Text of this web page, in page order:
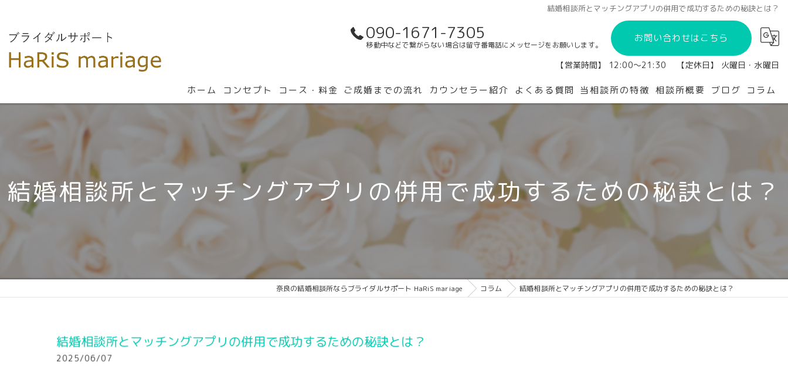
結婚相談所とマッチングアプリの併用で成功するための秘訣とは？
090-1671-7305
移動中などで繋がらない場合は留守番電話にメッセージをお願いします。
お問い合わせはこちら
【営業時間】 12:00～21:30 【定休日】 火曜日・水曜日
ホーム コンセプト コース・料金 ご成婚までの流れ カウンセラー紹介 よくある質問 当相談所の特徴
会員制
独身
相談所概要 ブログ コラム
結婚相談所とマッチングアプリの併用で成功するための秘訣とは？
奈良の結婚相談所ならブライダルサポート HaRiS mariage コラム 結婚相談所とマッチングアプリの併用で成功するための秘訣とは？
結婚相談所とマッチングアプリの併用で成功するための秘訣とは？
2025/06/07